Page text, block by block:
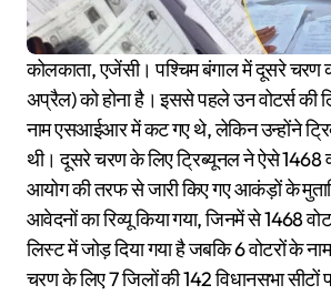
कोलकाता, एजेंसी। पश्चिम बंगाल में दूसरे चरण का मतदान आज (29
अप्रैल) को होना है। इससे पहले उन वोटर्स
नाम एसआईआर में कट गए थे, लेकिन उन्होंने
थी। दूसरे चरण के लिए ट्रिब्यूनल ने ऐसे 1468
आयोग की तरफ से जारी किए गए आकंड़ों के
आवेदनों का रिव्यू किया गया, जिनमें से 1468
लिस्ट में जोड़ दिया गया है जबकि 6 वोटरों के
चरण के लिए 7 जिलों की 142 विधानसभा सीटों